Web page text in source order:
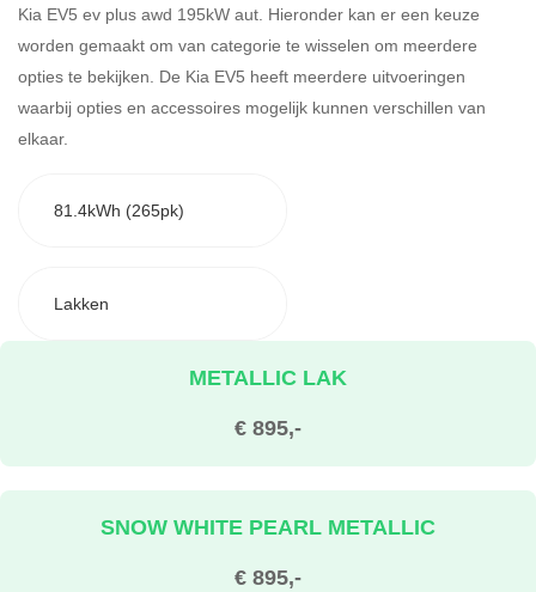
Kia EV5 ev plus awd 195kW aut. Hieronder kan er een keuze
worden gemaakt om van categorie te wisselen om meerdere
opties te bekijken. De Kia EV5 heeft meerdere uitvoeringen
waarbij opties en accessoires mogelijk kunnen verschillen van
elkaar.
81.4kWh (265pk)
Lakken
€ 895,-
METALLIC LAK
€ 895,-
SNOW WHITE PEARL METALLIC